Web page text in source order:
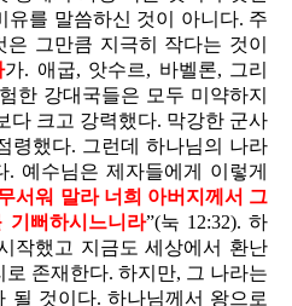
유를 말씀하신 것이 아니다. 주
그만큼 지극히 작다는 것이
가. 애굽, 앗수르, 바벨론, 그리
한 강대국들은 모두 미약하지
다 크고 강력했다. 막강한 군사
령했다. 그런데 하나님의 나라
예수님은 제자들에게 이렇게
서워 말라 너희 아버지께서 그
기뻐하시느니라”(눅 12:32). 하
작했고 지금도 세상에서 환난
존재한다. 하지만, 그 나라는
될 것이다. 하나님께서 왕으로